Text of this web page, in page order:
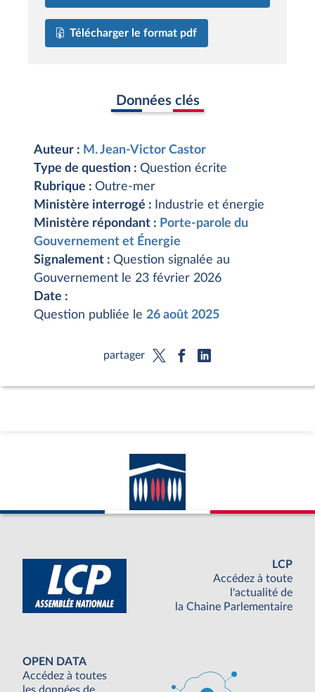
Télécharger le format pdf
Données clés
Auteur : M. Jean-Victor Castor
Type de question : Question écrite
Rubrique : Outre-mer
Ministère interrogé :
Industrie et énergie
Ministère répondant : Porte-parole du
Gouvernement et Énergie
Signalement : Question signalée au
Gouvernement le 23 février 2026
Date :
Question publiée le 26 août 2025
partager
LCP
Accédez à toute
l'actualité de
la Chaine Parlementaire
OPEN DATA
Accédez à toutes